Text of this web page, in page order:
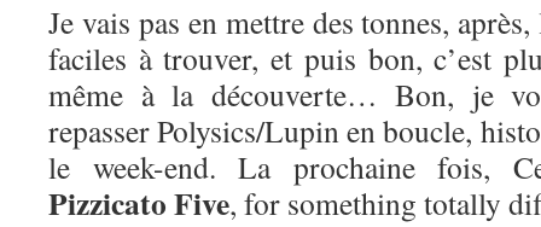
Je vais pas en mettre des tonnes,
faciles à trouver, et puis bon, c’est
même à la découverte… Bon, je
repasser Polysics/Lupin en boucle,
le week-end. La prochaine fois,
Pizzicato Five, for something totally